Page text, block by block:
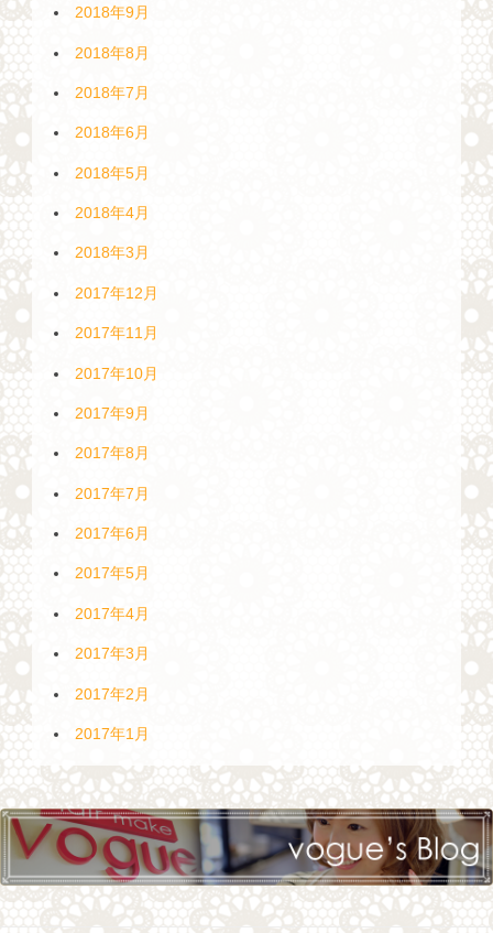
2018年9月
2018年8月
2018年7月
2018年6月
2018年5月
2018年4月
2018年3月
2017年12月
2017年11月
2017年10月
2017年9月
2017年8月
2017年7月
2017年6月
2017年5月
2017年4月
2017年3月
2017年2月
2017年1月